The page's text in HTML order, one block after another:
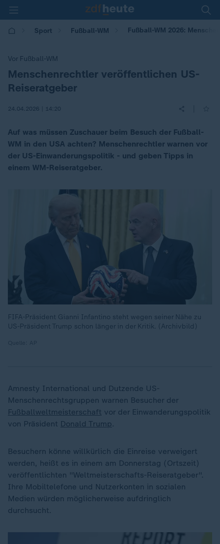
Sport Fußball-WM Fußball-WM 2026:
Vor Fußball-WM
:Menschenrechtler veröffentlichen US-
Reiseratgeber
24.04.2026 | 14:20
Auf was müssen Zuschauer beim Besuch der Fußball-
WM in den USA achten? Menschenrechtler warnen vor
der US-Einwanderungspolitik - und geben Tipps in
einem WM-Reiseratgeber.
FIFA-Präsident Gianni Infantino steht wegen seiner Nähe zu
US-Präsident Trump schon länger in der Kritik. (Archivbild)
Amnesty International und Dutzende US-
Menschenrechtsgruppen warnen Besucher der
Fußballweltmeisterschaft vor der Einwanderungspolitik
von Präsident Donald Trump.
Besuchern könne willkürlich die Einreise verweigert
werden, heißt es in einem am Donnerstag (Ortszeit)
veröffentlichten "Weltmeisterschafts-Reiseratgeber".
Ihre Mobiltelefone und Nutzerkonten in sozialen
Medien würden möglicherweise aufdringlich
durchsucht.